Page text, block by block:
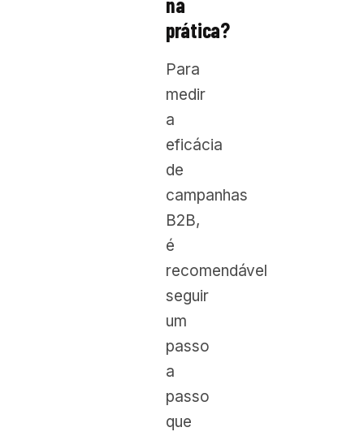
prática?
Para
medir
a
eficácia
de
campanhas
B2B,
é
recomendável
seguir
um
passo
a
passo
que